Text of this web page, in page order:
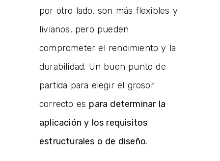
por otro lado, son más flexibles y
livianos, pero pueden
comprometer el rendimiento y la
durabilidad. Un buen punto de
partida para elegir el grosor
correcto es para determinar la
aplicación y los requisitos
estructurales o de diseño.